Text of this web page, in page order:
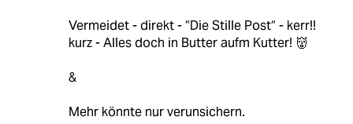
Vermeidet - direkt - “Die Stille Post“ - kerr!!
kurz - Alles doch in Butter aufm Kutter! 👹
&
Mehr könnte nur verunsichern.